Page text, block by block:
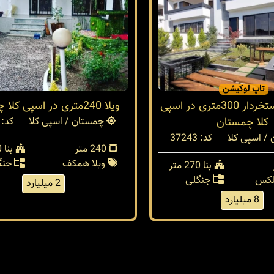
تاپ لوکیشن
ویلا مدرن استخردار 300متری در اسپی
کلا چمستان
اسپی کلا
کد: 37243
بنا 270 متر
جنگلی
8 میلیارد
ویلا 240متری در اسپی کلا چمستان
چمستان / اسپی کلا
کد:
بنا 100 متر
ویلا همکف
2 میلیارد